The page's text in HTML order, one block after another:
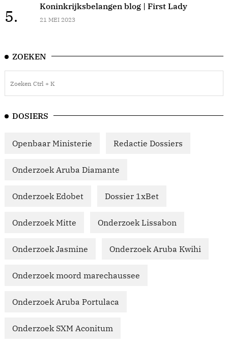
5.
Koninkrijksbelangen blog | First Lady
21 MEI 2023
ZOEKEN
DOSIERS
Openbaar Ministerie Redactie Dossiers
Onderzoek Aruba Diamante
Onderzoek Edobet Dossier 1xBet
Onderzoek Mitte Onderzoek Lissabon
Onderzoek Jasmine Onderzoek Aruba Kwihi
Onderzoek moord marechaussee
Onderzoek Aruba Portulaca
Onderzoek SXM Aconitum